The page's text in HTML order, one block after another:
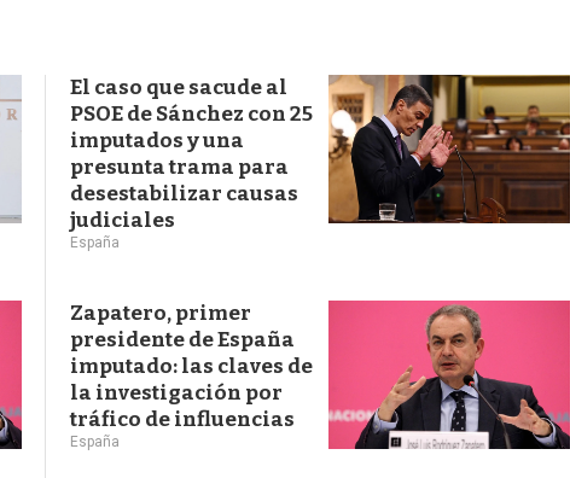
El caso que sacude al
PSOE de Sánchez con 25
imputados y una
presunta trama para
desestabilizar causas
judiciales
España
Zapatero, primer
presidente de España
imputado: las claves de
la investigación por
tráfico de influencias
España